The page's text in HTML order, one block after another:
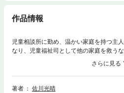
作品情報
児童相談所に勤め、温かい家庭を持つ主
なり、児童福祉司として他の家庭を救う
の声も子どもの声も、もう心には届かな
の人生は、ひとつのできごとに殺された
叫びか、ささやきか、誰の声なのか。
著者
佐川光晴